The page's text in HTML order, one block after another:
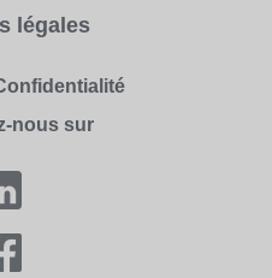
légales
nous sur